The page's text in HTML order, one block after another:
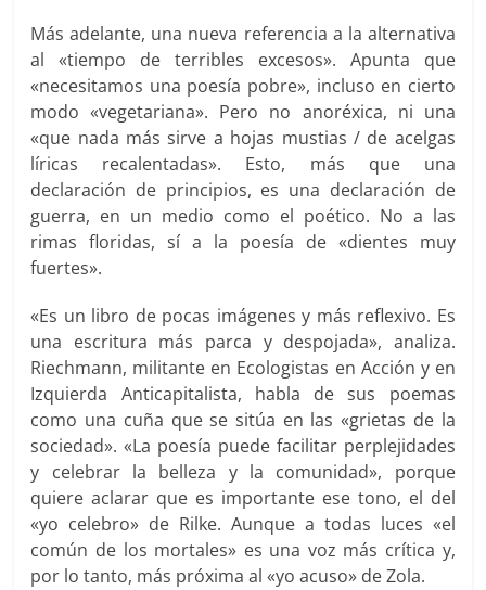
Más adelante, una nueva referencia a la alternativa
al «tiempo de terribles excesos». Apunta que
«necesitamos una poesía pobre», incluso en cierto
modo «vegetariana». Pero no anoréxica, ni una
«que nada más sirve a hojas mustias / de acelgas
líricas recalentadas». Esto, más que una
declaración de principios, es una declaración de
guerra, en un medio como el poético. No a las
rimas floridas, sí a la poesía de «dientes muy
fuertes».
«Es un libro de pocas imágenes y más reflexivo. Es
una escritura más parca y despojada», analiza.
Riechmann, militante en Ecologistas en Acción y en
Izquierda Anticapitalista, habla de sus poemas
como una cuña que se sitúa en las «grietas de la
sociedad». «La poesía puede facilitar perplejidades
y celebrar la belleza y la comunidad», porque
quiere aclarar que es importante ese tono, el del
«yo celebro» de Rilke. Aunque a todas luces «el
común de los mortales» es una voz más crítica y,
por lo tanto, más próxima al «yo acuso» de Zola.